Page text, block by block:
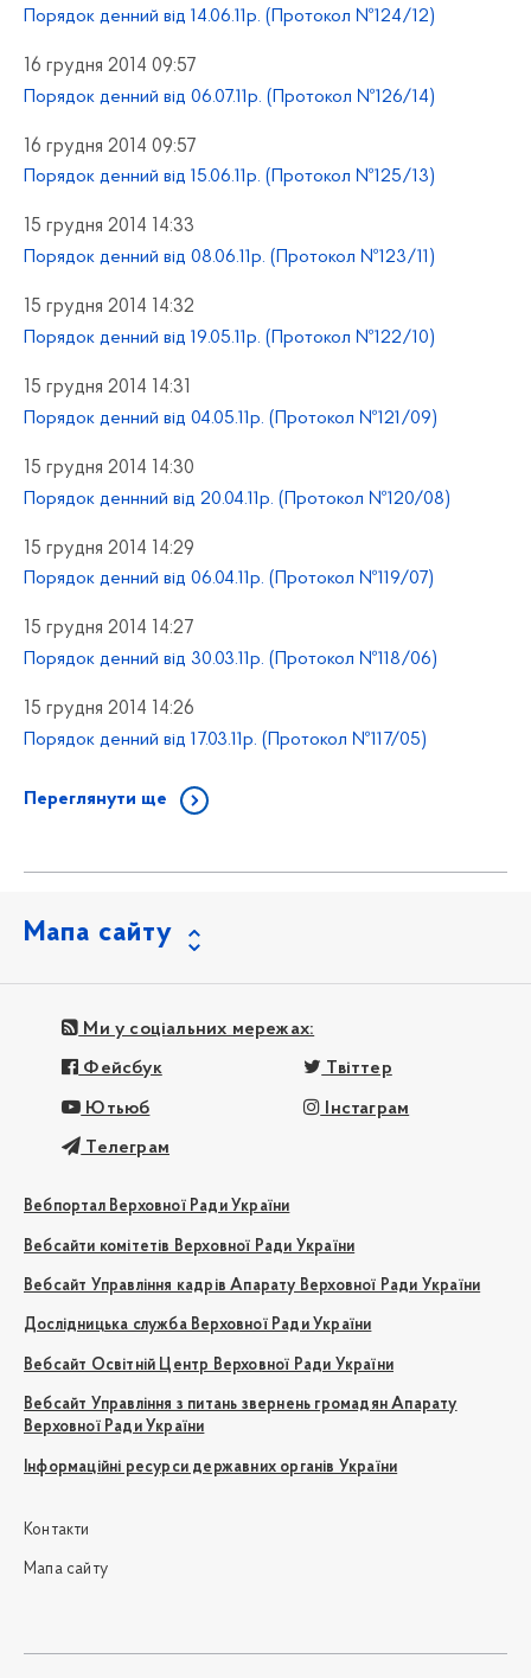
Порядок денний від 14.06.11р. (Протокол №124/12)
16 грудня 2014 09:57
Порядок денний від 06.07.11р. (Протокол №126/14)
16 грудня 2014 09:57
Порядок денний від 15.06.11р. (Протокол №125/13)
15 грудня 2014 14:33
Порядок денний від 08.06.11р. (Протокол №123/11)
15 грудня 2014 14:32
Порядок денний від 19.05.11р. (Протокол №122/10)
15 грудня 2014 14:31
Порядок денний від 04.05.11р. (Протокол №121/09)
15 грудня 2014 14:30
Порядок деннний від 20.04.11р. (Протокол №120/08)
15 грудня 2014 14:29
Порядок денний від 06.04.11р. (Протокол №119/07)
15 грудня 2014 14:27
Порядок денний від 30.03.11р. (Протокол №118/06)
15 грудня 2014 14:26
Порядок денний від 17.03.11р. (Протокол №117/05)
Переглянути ще
Мапа сайту
Ми у соціальних мережах:
Фейсбук Твіттер
Ютьюб Інстаграм
Телеграм
Вебпортал Верховної Ради України
Вебсайти комітетів Верховної Ради України
Вебсайт Управління кадрів Апарату Верховної Ради України
Дослідницька служба Верховної Ради України
Вебсайт Освітній Центр Верховної Ради України
Вебсайт Управління з питань звернень громадян Апарату
Верховної Ради України
Інформаційні ресурси державних органів України
Контакти
Мапа сайту